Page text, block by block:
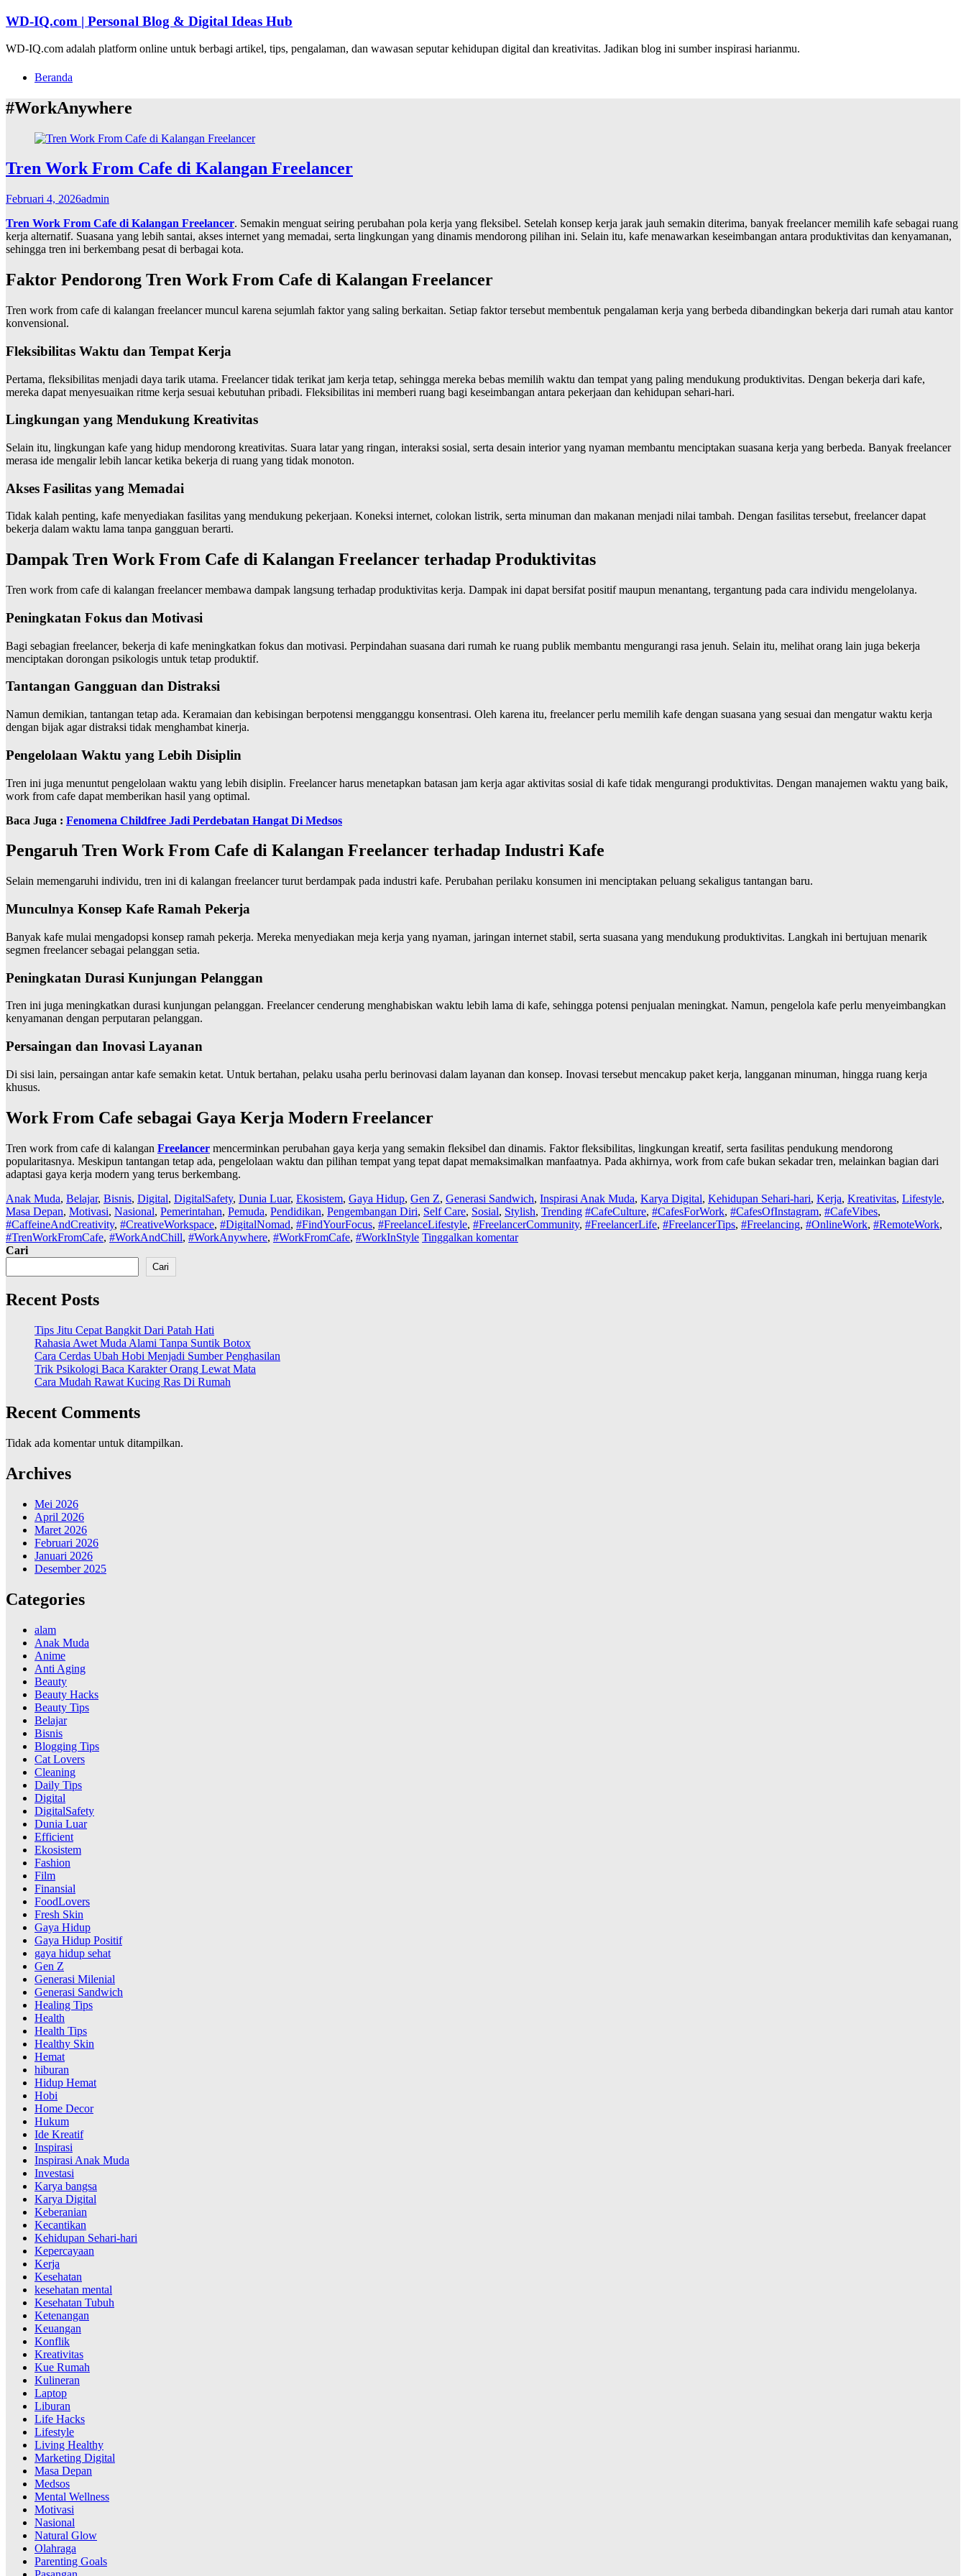
Lompat
konten
WD-IQ.com | Personal Blog & Digital Ideas Hub
WD-IQ.com adalah platform online untuk berbagi artikel, tips, pengalaman, dan wawasan seputar kehidupan digital dan kreativitas. Jadikan blog ini sumber inspirasi harianmu.
Beranda
#WorkAnywhere
Tren Work From Cafe di Kalangan Freelancer
Februari 4, 2026admin
Tren Work From Cafe di Kalangan Freelancer. Semakin menguat seiring perubahan pola kerja yang fleksibel. Setelah konsep kerja jarak jauh semakin diterima, banyak freelancer memilih kafe sebagai ruang
kerja alternatif. Suasana yang lebih santai, akses internet yang memadai, serta lingkungan yang dinamis mendorong pilihan ini. Selain itu, kafe menawarkan keseimbangan antara produktivitas dan kenyamanan,
sehingga tren ini berkembang pesat di berbagai kota.
Faktor Pendorong Tren Work From Cafe di Kalangan Freelancer
Tren work from cafe di kalangan freelancer muncul karena sejumlah faktor yang saling berkaitan. Setiap faktor tersebut membentuk pengalaman kerja yang berbeda dibandingkan bekerja dari rumah atau kantor
konvensional.
Fleksibilitas Waktu dan Tempat Kerja
Pertama, fleksibilitas menjadi daya tarik utama. Freelancer tidak terikat jam kerja tetap, sehingga mereka bebas memilih waktu dan tempat yang paling mendukung produktivitas. Dengan bekerja dari kafe,
mereka dapat menyesuaikan ritme kerja sesuai kebutuhan pribadi. Fleksibilitas ini memberi ruang bagi keseimbangan antara pekerjaan dan kehidupan sehari-hari.
Lingkungan yang Mendukung Kreativitas
Selain itu, lingkungan kafe yang hidup mendorong kreativitas. Suara latar yang ringan, interaksi sosial, serta desain interior yang nyaman membantu menciptakan suasana kerja yang berbeda. Banyak freelancer
merasa ide mengalir lebih lancar ketika bekerja di ruang yang tidak monoton.
Akses Fasilitas yang Memadai
Tidak kalah penting, kafe menyediakan fasilitas yang mendukung pekerjaan. Koneksi internet, colokan listrik, serta minuman dan makanan menjadi nilai tambah. Dengan fasilitas tersebut, freelancer dapat
bekerja dalam waktu lama tanpa gangguan berarti.
Dampak Tren Work From Cafe di Kalangan Freelancer terhadap Produktivitas
Tren work from cafe di kalangan freelancer membawa dampak langsung terhadap produktivitas kerja. Dampak ini dapat bersifat positif maupun menantang, tergantung pada cara individu mengelolanya.
Peningkatan Fokus dan Motivasi
Bagi sebagian freelancer, bekerja di kafe meningkatkan fokus dan motivasi. Perpindahan suasana dari rumah ke ruang publik membantu mengurangi rasa jenuh. Selain itu, melihat orang lain juga bekerja
menciptakan dorongan psikologis untuk tetap produktif.
Tantangan Gangguan dan Distraksi
Namun demikian, tantangan tetap ada. Keramaian dan kebisingan berpotensi mengganggu konsentrasi. Oleh karena itu, freelancer perlu memilih kafe dengan suasana yang sesuai dan mengatur waktu kerja
dengan bijak agar distraksi tidak menghambat kinerja.
Pengelolaan Waktu yang Lebih Disiplin
Tren ini juga menuntut pengelolaan waktu yang lebih disiplin. Freelancer harus menetapkan batasan jam kerja agar aktivitas sosial di kafe tidak mengurangi produktivitas. Dengan manajemen waktu yang baik,
work from cafe dapat memberikan hasil yang optimal.
Baca Juga : Fenomena Childfree Jadi Perdebatan Hangat Di Medsos
Pengaruh Tren Work From Cafe di Kalangan Freelancer terhadap Industri Kafe
Selain memengaruhi individu, tren ini di kalangan freelancer turut berdampak pada industri kafe. Perubahan perilaku konsumen ini menciptakan peluang sekaligus tantangan baru.
Munculnya Konsep Kafe Ramah Pekerja
Banyak kafe mulai mengadopsi konsep ramah pekerja. Mereka menyediakan meja kerja yang nyaman, jaringan internet stabil, serta suasana yang mendukung produktivitas. Langkah ini bertujuan menarik
segmen freelancer sebagai pelanggan setia.
Peningkatan Durasi Kunjungan Pelanggan
Tren ini juga meningkatkan durasi kunjungan pelanggan. Freelancer cenderung menghabiskan waktu lebih lama di kafe, sehingga potensi penjualan meningkat. Namun, pengelola kafe perlu menyeimbangkan
kenyamanan dengan perputaran pelanggan.
Persaingan dan Inovasi Layanan
Di sisi lain, persaingan antar kafe semakin ketat. Untuk bertahan, pelaku usaha perlu berinovasi dalam layanan dan konsep. Inovasi tersebut mencakup paket kerja, langganan minuman, hingga ruang kerja
khusus.
Work From Cafe sebagai Gaya Kerja Modern Freelancer
Tren work from cafe di kalangan Freelancer mencerminkan perubahan gaya kerja yang semakin fleksibel dan dinamis. Faktor fleksibilitas, lingkungan kreatif, serta fasilitas pendukung mendorong
popularitasnya. Meskipun tantangan tetap ada, pengelolaan waktu dan pilihan tempat yang tepat dapat memaksimalkan manfaatnya. Pada akhirnya, work from cafe bukan sekadar tren, melainkan bagian dari
adaptasi gaya kerja modern yang terus berkembang.
Anak Muda, Belajar, Bisnis, Digital, DigitalSafety, Dunia Luar, Ekosistem, Gaya Hidup, Gen Z, Generasi Sandwich, Inspirasi Anak Muda, Karya Digital, Kehidupan Sehari-hari, Kerja, Kreativitas, Lifestyle,
Masa Depan, Motivasi, Nasional, Pemerintahan, Pemuda, Pendidikan, Pengembangan Diri, Self Care, Sosial, Stylish, Trending #CafeCulture, #CafesForWork, #CafesOfInstagram, #CafeVibes,
#CaffeineAndCreativity, #CreativeWorkspace, #DigitalNomad, #FindYourFocus, #FreelanceLifestyle, #FreelancerCommunity, #FreelancerLife, #FreelancerTips, #Freelancing, #OnlineWork, #RemoteWork,
#TrenWorkFromCafe, #WorkAndChill, #WorkAnywhere, #WorkFromCafe, #WorkInStyle Tinggalkan komentar
Cari
Cari
Recent Posts
Tips Jitu Cepat Bangkit Dari Patah Hati
Rahasia Awet Muda Alami Tanpa Suntik Botox
Cara Cerdas Ubah Hobi Menjadi Sumber Penghasilan
Trik Psikologi Baca Karakter Orang Lewat Mata
Cara Mudah Rawat Kucing Ras Di Rumah
Recent Comments
Tidak ada komentar untuk ditampilkan.
Archives
Mei 2026
April 2026
Maret 2026
Februari 2026
Januari 2026
Desember 2025
Categories
alam
Anak Muda
Anime
Anti Aging
Beauty
Beauty Hacks
Beauty Tips
Belajar
Bisnis
Blogging Tips
Cat Lovers
Cleaning
Daily Tips
Digital
DigitalSafety
Dunia Luar
Efficient
Ekosistem
Fashion
Film
Finansial
FoodLovers
Fresh Skin
Gaya Hidup
Gaya Hidup Positif
gaya hidup sehat
Gen Z
Generasi Milenial
Generasi Sandwich
Healing Tips
Health
Health Tips
Healthy Skin
Hemat
hiburan
Hidup Hemat
Hobi
Home Decor
Hukum
Ide Kreatif
Inspirasi
Inspirasi Anak Muda
Investasi
Karya bangsa
Karya Digital
Keberanian
Kecantikan
Kehidupan Sehari-hari
Kepercayaan
Kerja
Kesehatan
kesehatan mental
Kesehatan Tubuh
Ketenangan
Keuangan
Konflik
Kreativitas
Kue Rumah
Kulineran
Laptop
Liburan
Life Hacks
Lifestyle
Living Healthy
Marketing Digital
Masa Depan
Medsos
Mental Wellness
Motivasi
Nasional
Natural Glow
Olahraga
Parenting Goals